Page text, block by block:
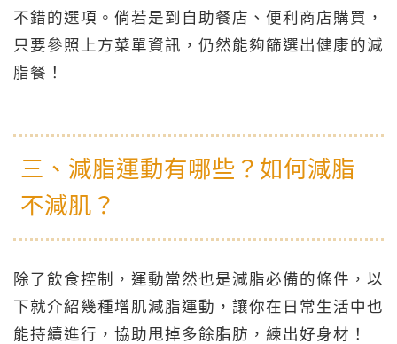
不錯的選項。倘若是到自助餐店、便利商店購買，
只要參照上方菜單資訊，仍然能夠篩選出健康的減
脂餐！
三、減脂運動有哪些？如何減脂
不減肌？
除了飲食控制，運動當然也是減脂必備的條件，以
下就介紹幾種增肌減脂運動，讓你在日常生活中也
能持續進行，協助甩掉多餘脂肪，練出好身材！